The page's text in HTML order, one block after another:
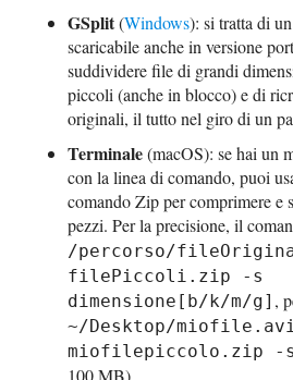
GSplit(Windows): si tratta di
scaricabile anche in versione
suddividere file di grandi
piccoli (anche in blocco) e di
originali, il tutto nel giro di un
Terminale(macOS): se hai un
con la linea di comando, puoi
comando Zip per comprimere e
pezzi. Per la precisione, il
/percorso/
filePiccoli.zip -s
dimensione[b/k/m/g] ,
~/Desktop/
miofilepiccolo.zip -s
100 MB).